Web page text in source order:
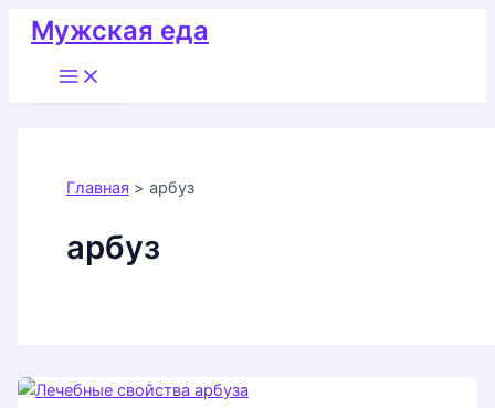
Перейти
содержимому
Мужская еда
Main
Menu
Главная арбуз
арбуз